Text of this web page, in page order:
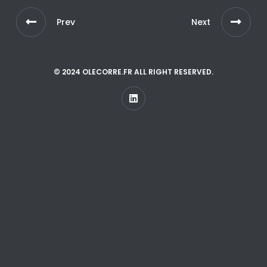
Prev Next
© 2024 OLECORRE.FR ALL RIGHT RESERVED.